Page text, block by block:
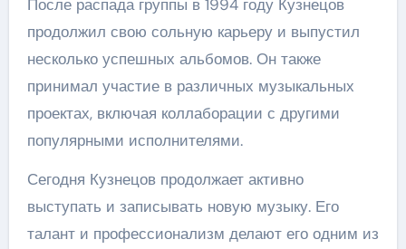
После распада группы в 1994 году Кузнецов
продолжил свою сольную карьеру и выпустил
несколько успешных альбомов. Он также
принимал участие в различных музыкальных
проектах, включая коллаборации с другими
популярными исполнителями.
Сегодня Кузнецов продолжает активно
выступать и записывать новую музыку. Его
талант и профессионализм делают его одним из